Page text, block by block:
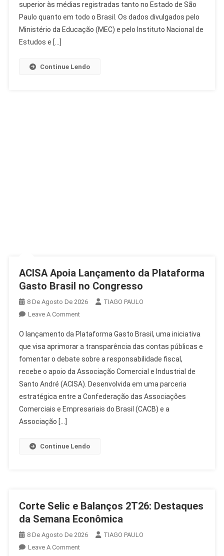
2025
E
Supera
superior às médias registradas tanto no Estado de São
Paulo quanto em todo o Brasil. Os dados divulgados pelo
Ministério da Educação (MEC) e pelo Instituto Nacional de
Estudos e […]
Continue Lendo
ACISA Apoia Lançamento da Plataforma
Gasto Brasil no Congresso
8 De Agosto De 2026
TIAGO PAULO
Leave A CommentOn
Apoia
Lançamento
Da
Plataforma
Gasto
Brasil
O lançamento da Plataforma Gasto Brasil, uma iniciativa
que visa aprimorar a transparência das contas públicas e
fomentar o debate sobre a responsabilidade fiscal,
recebe o apoio da Associação Comercial e Industrial de
Santo André (ACISA). Desenvolvida em uma parceria
estratégica entre a Confederação das Associações
Comerciais e Empresariais do Brasil (CACB) e a
Associação […]
Continue Lendo
Corte Selic e Balanços 2T26: Destaques
da Semana Econômica
8 De Agosto De 2026
TIAGO PAULO
Leave A CommentOn